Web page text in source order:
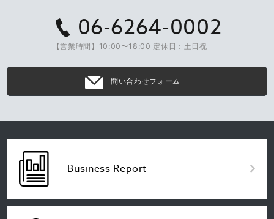
06-6264-0002
【営業時間】10:00〜18:00 定休日：土日祝
問い合わせフォーム
Business Report